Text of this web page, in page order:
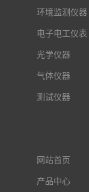
环境监测仪器
电子电工仪表
光学仪器
气体仪器
测试仪器
网站首页
产品中心